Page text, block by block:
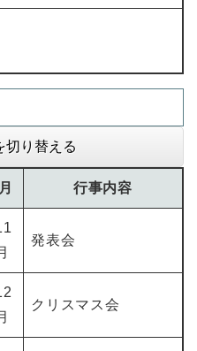
切り替える
月 行事内容
発表会
クリスマス会